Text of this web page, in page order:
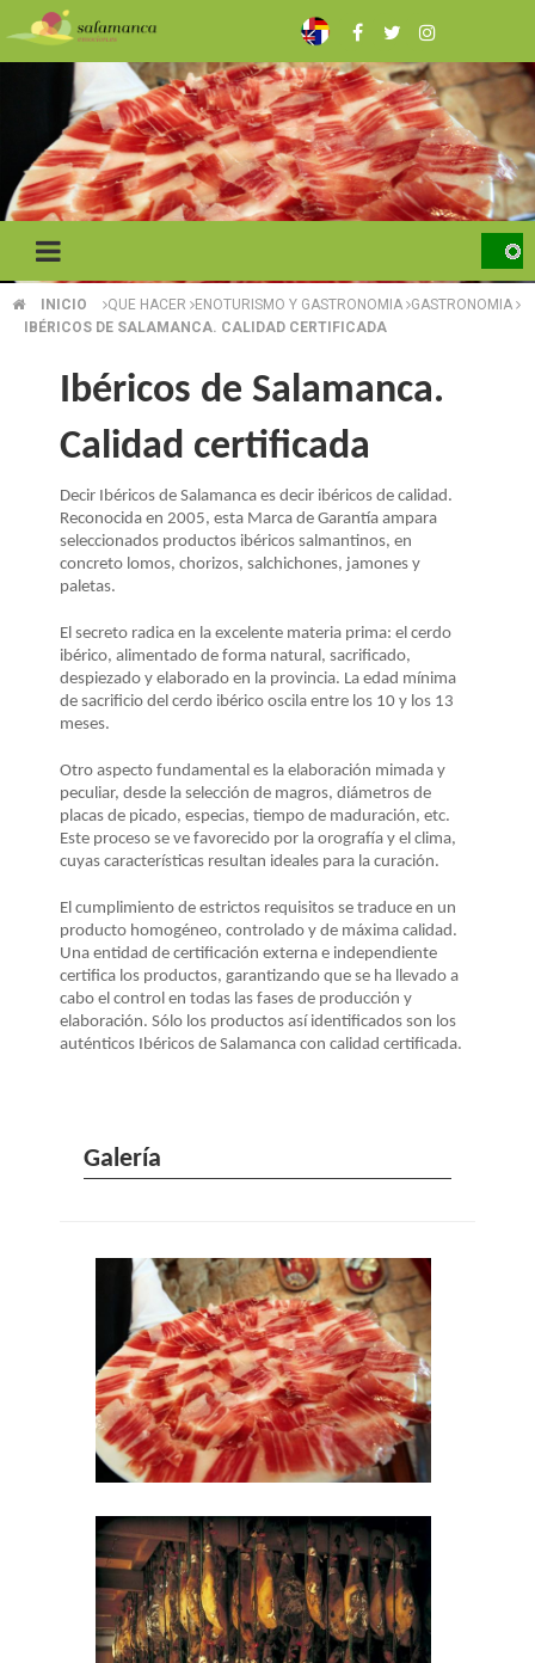
Pasar
al
contenido
principal
SOBRESCRIBIR
AYUDA
NAVEGACIÓN
INICIO QUE HACER ENOTURISMO Y GASTRONOMIA GASTRONOMIA
IBÉRICOS DE SALAMANCA. CALIDAD CERTIFICADA
Ibéricos de Salamanca.
Calidad certificada
Decir Ibéricos de Salamanca es decir ibéricos de calidad.
Reconocida en 2005, esta Marca de Garantía ampara
seleccionados productos ibéricos salmantinos, en
concreto lomos, chorizos, salchichones, jamones y
paletas.
El secreto radica en la excelente materia prima: el cerdo
ibérico, alimentado de forma natural, sacrificado,
despiezado y elaborado en la provincia. La edad mínima
de sacrificio del cerdo ibérico oscila entre los 10 y los 13
meses.
Otro aspecto fundamental es la elaboración mimada y
peculiar, desde la selección de magros, diámetros de
placas de picado, especias, tiempo de maduración, etc.
Este proceso se ve favorecido por la orografía y el clima,
cuyas características resultan ideales para la curación.
El cumplimiento de estrictos requisitos se traduce en un
producto homogéneo, controlado y de máxima calidad.
Una entidad de certificación externa e independiente
certifica los productos, garantizando que se ha llevado a
cabo el control en todas las fases de producción y
elaboración. Sólo los productos así identificados son los
auténticos Ibéricos de Salamanca con calidad certificada.
Galería